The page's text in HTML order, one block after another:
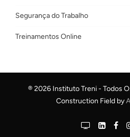
Segurança do Trabalho
Treinamentos Online
® 2026 Instituto Treni - Todos
Construction Field by